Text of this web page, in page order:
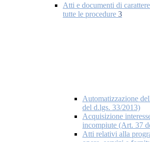
Atti e documenti di
tutte le procedure 3
Automatizzazione
del d.lgs. 33/2013)
Acquisizione
incompiute (Art. 37
Atti relativi alla